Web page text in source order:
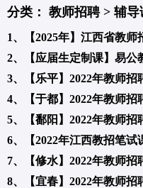
分类： 教师招聘 > 辅导
1、【2025年】江西省教师
3、【乐平】2022年教师招
4、【于都】2022年教师招
5、【鄱阳】2022年教师招
6、【2022年江西教招笔试
7、【修水】2022年教师招
8、【宜春】2022年教师招